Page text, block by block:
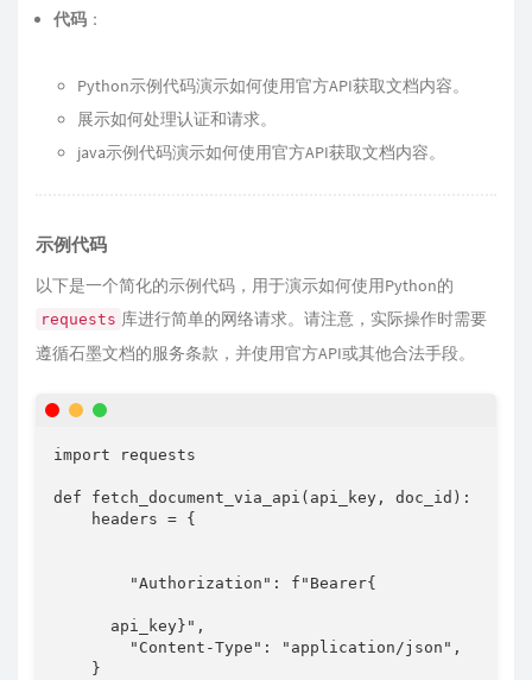
代码 ：
Python示例代码演示如何使用官方API获取文档内容。
展示如何处理认证和请求。
java示例代码演示如何使用官方API获取文档内容。
示例代码
以下是一个简化的示例代码，用于演示如何使用Python的
requests 库进行简单的网络请求。请注意，实际操作时需要
遵循石墨文档的服务条款，并使用官方API或其他合法手段。
import requests
def fetch_document_via_api ( api_key , doc_id ) :
    headers
= {
"Authorization" : f"Bearer{
api_key } " ,
"Content-Type" : "application/json" ,
}